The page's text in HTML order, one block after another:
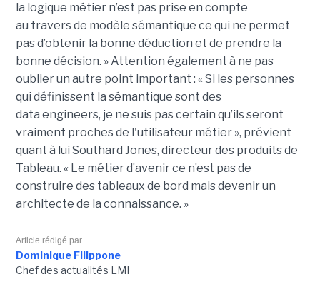
la logique métier n’est pas prise en compte
au travers de modèle sémantique ce qui ne permet
pas d’obtenir la bonne déduction et de prendre la
bonne décision. »Attention également à ne pas
oublier un autre point important : « Si les personnes
qui définissent la sémantique sont des
data engineers, je ne suis pas certain qu’ils seront
vraiment proches de l'utilisateur métier », prévient
quant à lui Southard Jones, directeur des produits de
Tableau. « Le métier d’avenir ce n’est pas de
construire des tableaux de bord mais devenir un
architecte de la connaissance. »
Article rédigé par
Dominique Filippone
Chef des actualités LMI